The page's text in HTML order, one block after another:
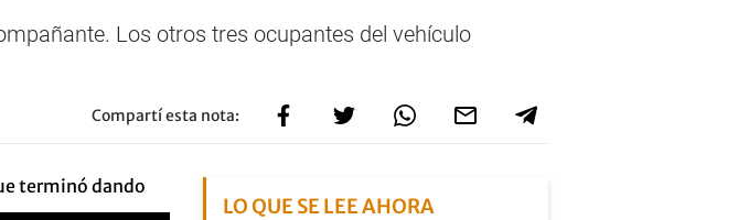
Los otros tres ocupantes del vehículo
Compartí esta nota:
LO QUE SE LEE AHORA